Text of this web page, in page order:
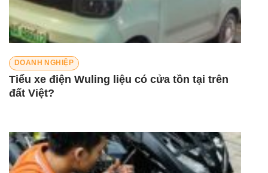
DOANH NGHIỆP
Tiểu xe điện Wuling liệu có cửa tồn tại trên
đất Việt?